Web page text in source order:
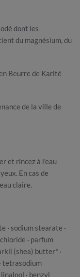
dont les
du magnésium, du
Beurre de Karité
de la ville de
et rincez à l'eau
En cas de
claire.
· sodium stearate ·
· parfum
(shea) butter* ·
tetrasodium
· benzyl